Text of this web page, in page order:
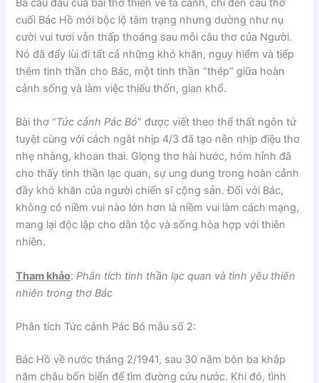
Ba câu đầu của bài thơ thiên về tả cảnh, chỉ đến câu thơ
cuối Bác Hồ mới bộc lộ tâm trạng nhưng dường như nụ
cười vui tươi vẫn thấp thoáng sau mỗi câu thơ của Người.
Nó đã đẩy lùi đi tất cả những khó khăn, nguy hiểm và tiếp
thêm tinh thần cho Bác, một tinh thần “thép” giữa hoàn
cảnh sống và làm việc thiếu thốn, gian khổ.
Bài thơ “Tức cảnh Pác Bó” được viết theo thể thất ngôn tứ
tuyệt cùng với cách ngắt nhịp 4/3 đã tạo nên nhịp điệu thơ
nhẹ nhàng, khoan thai. Giọng thơ hài hước, hóm hỉnh đã
cho thấy tinh thần lạc quan, sự ung dung trong hoàn cảnh
đầy khó khăn của người chiến sĩ cộng sản. Đối với Bác,
không có niềm vui nào lớn hơn là niềm vui làm cách mạng,
mang lại độc lập cho dân tộc và sống hòa hợp với thiên
nhiên.
Tham khảo: Phân tích tinh thần lạc quan và tình yêu thiên
nhiên trong thơ Bác
Phân tích Tức cảnh Pác Bó mẫu số 2:
Bác Hồ về nước tháng 2/1941, sau 30 năm bôn ba khắp
năm châu bốn biển để tìm đường cứu nước. Khi đó, tình